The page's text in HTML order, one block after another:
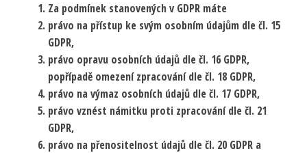
Za podmínek stanovených v GDPR máte
právo na přístup ke svým osobním údajům dle čl. 15
GDPR,
právo opravu osobních údajů dle čl. 16 GDPR,
popřípadě omezení zpracování dle čl. 18 GDPR,
právo na výmaz osobních údajů dle čl. 17 GDPR,
právo vznést námitku proti zpracování dle čl. 21
GDPR,
právo na přenositelnost údajů dle čl. 20 GDPR a